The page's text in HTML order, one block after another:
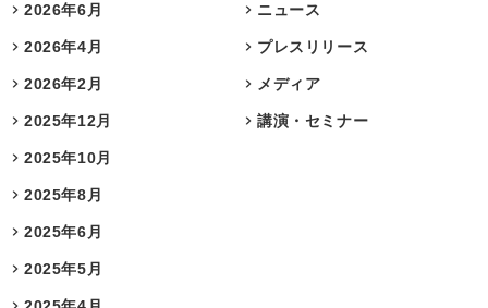
2026年6月
2026年4月
2026年2月
2025年12月
2025年10月
2025年8月
2025年6月
2025年5月
ニュース
プレスリリース
メディア
講演・セミナー